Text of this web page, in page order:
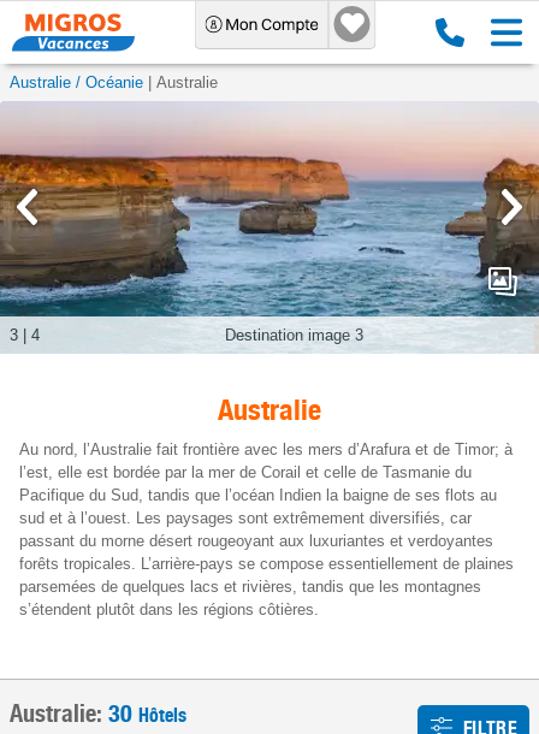
Australie / Océanie Australie
Destination image 3
3 4
Australie
Au nord, l’Australie fait frontière avec les mers d’Arafura et de Timor; à
l’est, elle est bordée par la mer de Corail et celle de Tasmanie du
Pacifique du Sud, tandis que l’océan Indien la baigne de ses flots au
sud et à l’ouest. Les paysages sont extrêmement diversifiés, car
passant du morne désert rougeoyant aux luxuriantes et verdoyantes
forêts tropicales. L’arrière-pays se compose essentiellement de plaines
parsemées de quelques lacs et rivières, tandis que les montagnes
s’étendent plutôt dans les régions côtières.
Australie: 30 Hôtels
FILTRE